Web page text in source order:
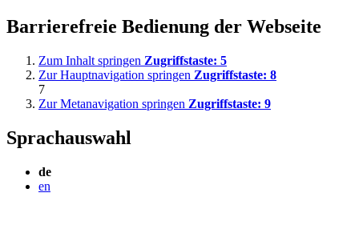
Barrierefreie Bedienung der Webseite
Zum Inhalt springen Zugriffstaste: 5
Zur Hauptnavigation springen Zugriffstaste: 8
7
Zur Metanavigation springen Zugriffstaste: 9
Sprachauswahl
de
en